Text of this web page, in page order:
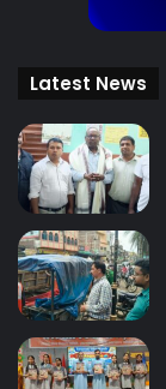
Latest News